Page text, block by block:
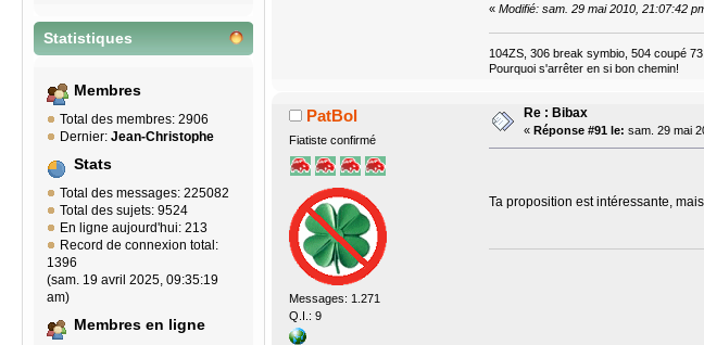
Statistiques
Membres
Total des membres: 2906
Dernier: Jean-Christophe
Stats
Total des messages: 225082
Total des sujets: 9524
En ligne aujourd'hui: 213
Record de connexion total:
1396
(sam. 19 avril 2025, 09:35:19
am)
Membres en ligne
« Modifié: sam. 29 mai 2010, 21:07:42
104ZS, 306 break symbio, 504 coupé
Pourquoi s'arrêter en si bon chemin!
PatBol
Fiatiste confirmé
Messages: 1.271
Q.I.: 9
Re : Bibax
« Réponse #91 le: sam. 29 mai
Ta proposition est intéressante,